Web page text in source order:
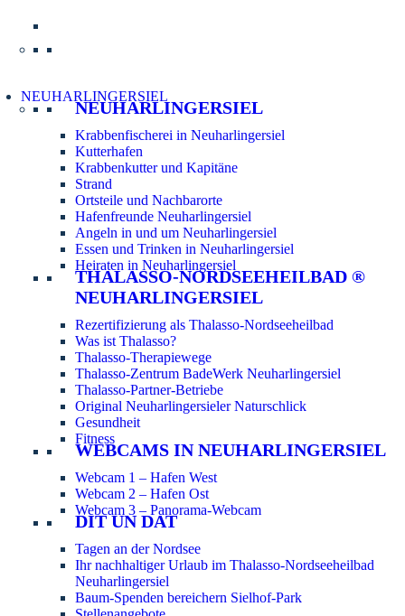
NEUHARLINGERSIEL
NEUHARLINGERSIEL
Krabbenfischerei in Neuharlingersiel
Kutterhafen
Krabbenkutter und Kapitäne
Strand
Ortsteile und Nachbarorte
Hafenfreunde Neuharlingersiel
Angeln in und um Neuharlingersiel
Essen und Trinken in Neuharlingersiel
Heiraten in Neuharlingersiel
THALASSO-NORDSEEHEILBAD ®
NEUHARLINGERSIEL
Rezertifizierung als Thalasso-Nordseeheilbad
Was ist Thalasso?
Thalasso-Therapiewege
Thalasso-Zentrum BadeWerk Neuharlingersiel
Thalasso-Partner-Betriebe
Original Neuharlingersieler Naturschlick
Gesundheit
Fitness
WEBCAMS IN NEUHARLINGERSIEL
Webcam 1 – Hafen West
Webcam 2 – Hafen Ost
Webcam 3 – Panorama-Webcam
DIT UN DAT
Tagen an der Nordsee
Ihr nachhaltiger Urlaub im Thalasso-Nordseeheilbad
Neuharlingersiel
Baum-Spenden bereichern Sielhof-Park